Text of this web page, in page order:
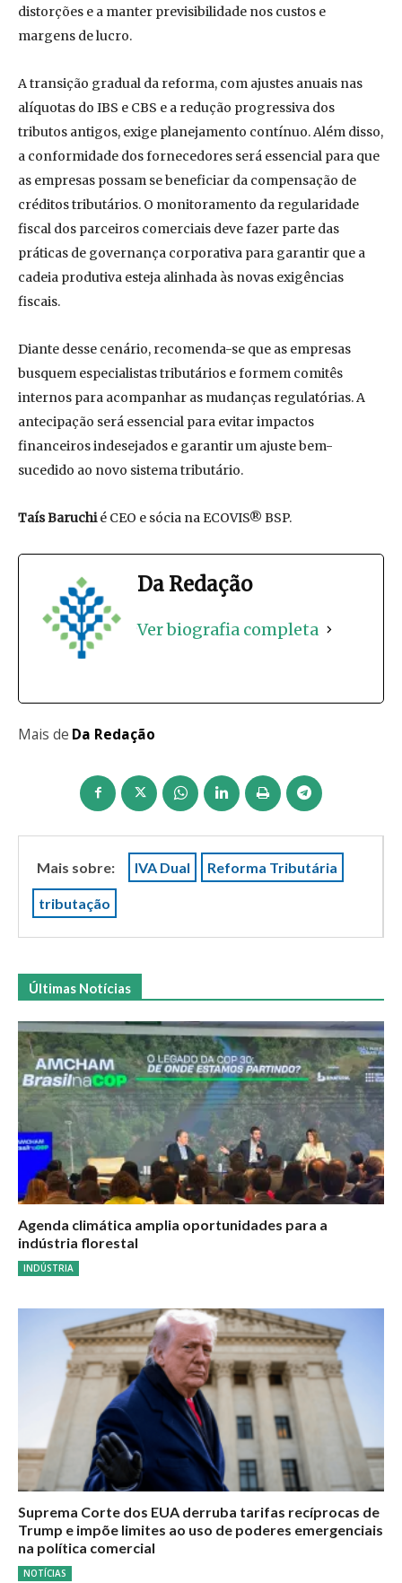
distorções e a manter previsibilidade nos custos e
margens de lucro.
A transição gradual da reforma, com ajustes anuais nas
alíquotas do IBS e CBS e a redução progressiva dos
tributos antigos, exige planejamento contínuo. Além disso,
a conformidade dos fornecedores será essencial para que
as empresas possam se beneficiar da compensação de
créditos tributários. O monitoramento da regularidade
fiscal dos parceiros comerciais deve fazer parte das
práticas de governança corporativa para garantir que a
cadeia produtiva esteja alinhada às novas exigências
fiscais.
Diante desse cenário, recomenda-se que as empresas
busquem especialistas tributários e formem comitês
internos para acompanhar as mudanças regulatórias. A
antecipação será essencial para evitar impactos
financeiros indesejados e garantir um ajuste bem-
sucedido ao novo sistema tributário.
Taís Baruchié CEO e sócia na ECOVIS® BSP.
Da Redação
Ver biografia completa
Mais de Da Redação
Mais sobre: IVA Dual Reforma Tributária
tributação
Últimas Notícias
Agenda climática amplia oportunidades para a
indústria florestal
INDÚSTRIA
Suprema Corte dos EUA derruba tarifas recíprocas de
Trump e impõe limites ao uso de poderes emergenciais
na política comercial
NOTÍCIAS